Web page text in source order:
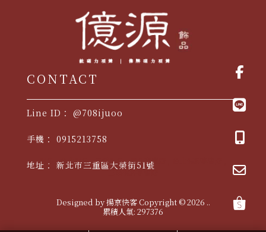
@708ijuoo
0915213758
新北市三重區大榮街51號
佛牌 台北佛牌 三重佛牌 佛牌專賣店
三重佛牌專賣店
Designed by揚京快客Copyright © 2026 ..
累積人氣: 297376